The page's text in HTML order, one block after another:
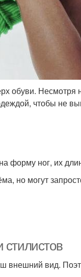
обуви. Несмотря
чтобы не
форму ног, их
но могут
стилистов
внешний вид.